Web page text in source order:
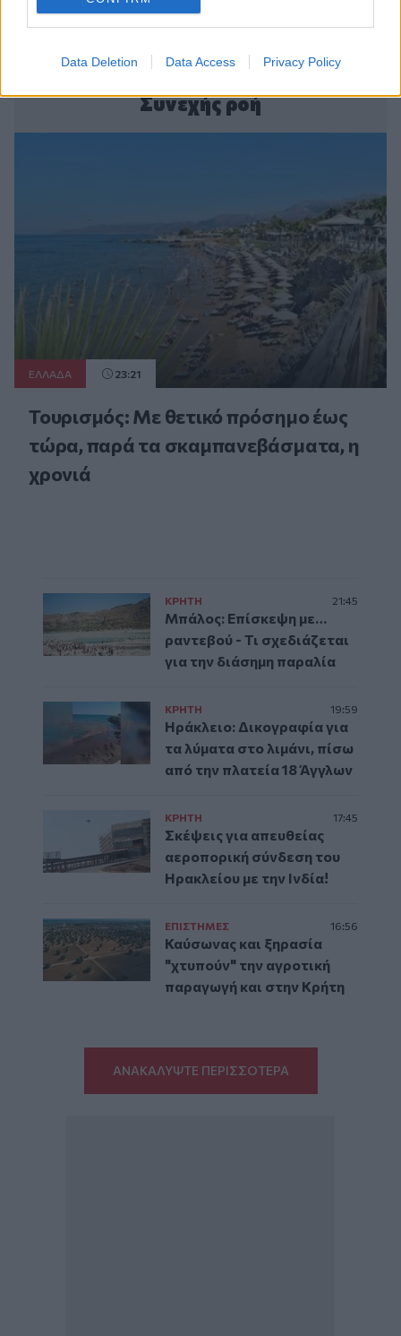
Data Deletion Data Access Privacy Policy
Συνεχής ροή
ΕΛΛAΔΑ 23:21
Τουρισμός: Με θετικό πρόσημο έως
τώρα, παρά τα σκαμπανεβάσματα, η
χρονιά
ΚΡΗΤΗ 21:45
Μπάλος: Επίσκεψη με…
ραντεβού - Τι σχεδιάζεται
για την διάσημη παραλία
ΚΡΗΤΗ 19:59
Ηράκλειο: Δικογραφία για
τα λύματα στο λιμάνι, πίσω
από την πλατεία 18 Άγγλων
ΚΡΗΤΗ 17:45
Σκέψεις για απευθείας
αεροπορική σύνδεση του
Ηρακλείου με την Ινδία!
ΕΠΙΣΤΗΜΕΣ 16:56
Καύσωνας και ξηρασία
"χτυπούν" την αγροτική
παραγωγή και στην Κρήτη
ΑΝΑΚΑΛΥΨΤΕ ΠΕΡΙΣΣΟΤΕΡΑ